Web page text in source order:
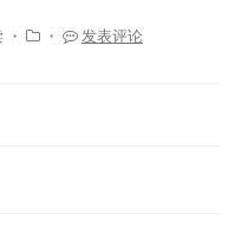
・ 发表评论